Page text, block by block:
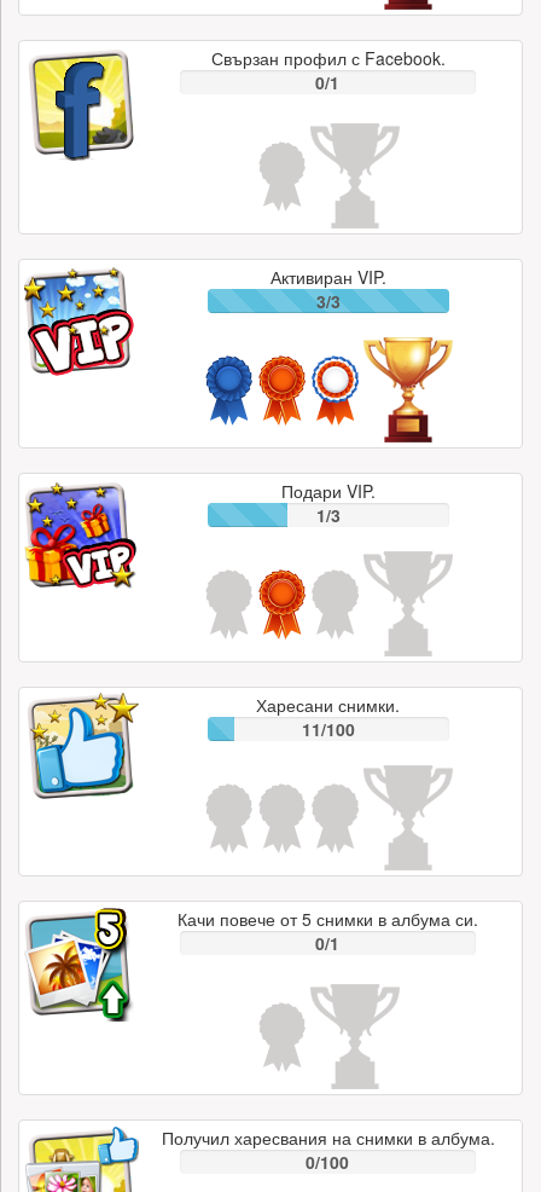
Свързан профил с Facebook.
0/1
Активиран VIP.
3/3
Подари VIP.
1/3
Харесани снимки.
11/100
Качи повече от 5 снимки в албума си.
0/1
Получил харесвания на снимки в албума.
0/100